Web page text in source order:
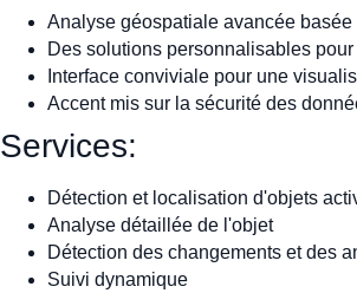
Analyse géospatiale avancée basée
Des solutions personnalisables
Interface conviviale pour une
Accent mis sur la sécurité des
Services:
Détection et localisation d'objets
Analyse détaillée de l'objet
Détection des changements et des
Suivi dynamique